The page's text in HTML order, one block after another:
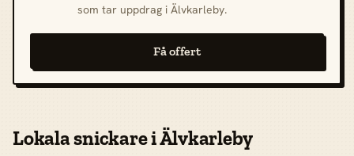
som tar uppdrag i Älvkarleby.
Få offert
Lokala snickare i Älvkarleby